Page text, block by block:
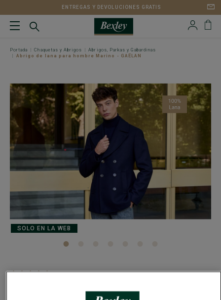
ENTREGAS Y DEVOLUCIONES GRATIS
Portada Chaquetas y Abrigos
Abrigos, Parkas y Gabardinas
Abrigo de lana para hombre Marino - GAËLAN
5 / 5- 1opiniones
Abrigo de lana para hombre Marino - GAËLAN
SOLO EN LA WEB